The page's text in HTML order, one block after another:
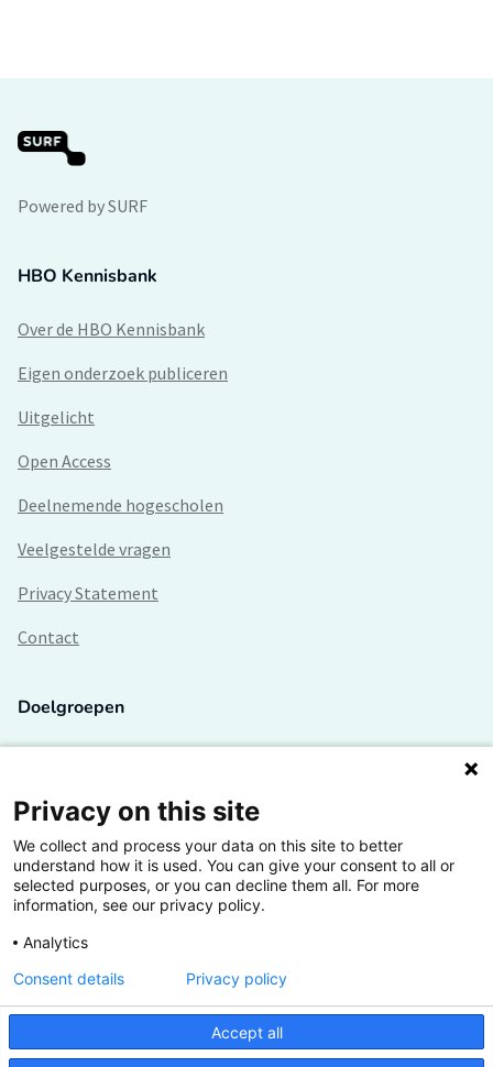
Powered by SURF
HBO Kennisbank
Over de HBO Kennisbank
Eigen onderzoek publiceren
Uitgelicht
Open Access
Deelnemende hogescholen
Veelgestelde vragen
Privacy Statement
Contact
Doelgroepen
Lectoren en onderzoekers
Bedrijven
Hogescholen
De grootste kennisbank van het HBO
Inspiratie op jouw vakgebied
Privacy on this site
We collect and process your data on this site to better
understand how it is used. You can give your consent to all or
selected purposes, or you can decline them all. For more
information, see our privacy policy.
Analytics
Accept all
Consent details Privacy policy